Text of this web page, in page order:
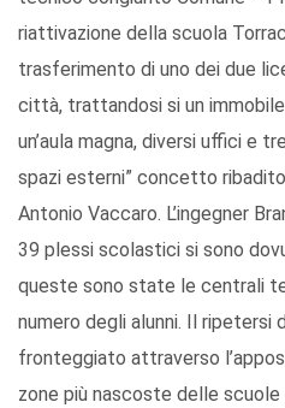
riattivazione della scuola
trasferimento di uno dei due
città, trattandosi si un
un’aula magna, diversi uffici e
spazi esterni” concetto
Antonio Vaccaro. L’ingegner
39 plessi scolastici si sono
queste sono state le centrali
numero degli alunni. Il ripetersi
fronteggiato attraverso
zone più nascoste delle